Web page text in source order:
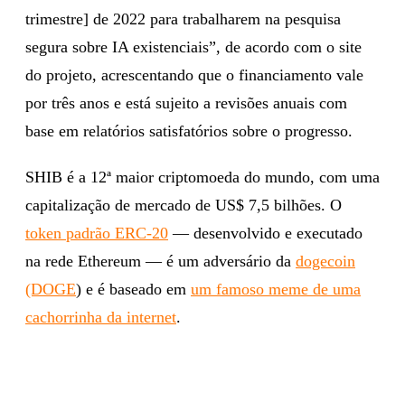
trimestre] de 2022 para trabalharem na pesquisa
segura sobre IA existenciais”, de acordo com o site
do projeto, acrescentando que o financiamento vale
por três anos e está sujeito a revisões anuais com
base em relatórios satisfatórios sobre o progresso.
SHIB é a 12ª maior criptomoeda do mundo, com uma
capitalização de mercado de US$ 7,5 bilhões. O
token padrão ERC-20 — desenvolvido e executado
na rede Ethereum — é um adversário da dogecoin
(DOGE) e é baseado em um famoso meme de uma
cachorrinha da internet.